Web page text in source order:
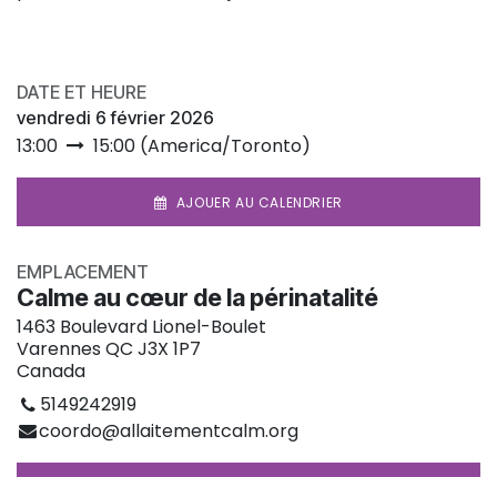
DATE ET HEURE
vendredi 6 février 2026
13:00 15:00 (America/Toronto)
AJOUER AU CALENDRIER
EMPLACEMENT
Calme au cœur de la périnatalité
1463 Boulevard Lionel-Boulet
Varennes QC J3X 1P7
Canada
5149242919
coordo@allaitementcalm.org